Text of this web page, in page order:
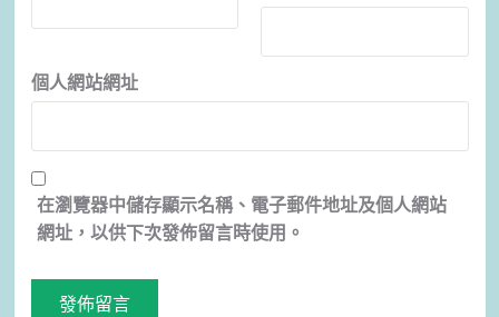
個人網站網址
在瀏覽器中儲存顯示名稱、電子郵件地址及個人網站
網址，以供下次發佈留言時使用。